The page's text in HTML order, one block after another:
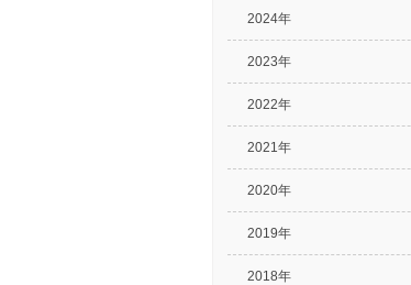
2024年
2023年
2022年
2021年
2020年
2019年
2018年